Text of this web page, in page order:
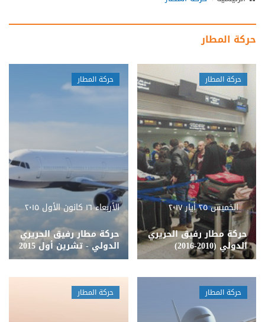
v
i
a
t
i
o
n
حركة المطار
حركة المطار
الخميس ٢٥ أيار ٢٠١٧
حركة مطار رفيق الحريري
الدولي (2010-2016)
حركة المطار
الأربعاء ١٦ كانون الأول ٢٠١٥
حركة مطار رفيق الحريري
الدولي - تشرين أول 2015
حركة المطار حركة المطار